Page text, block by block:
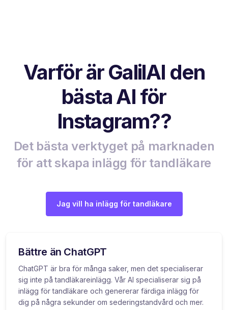
Varför är GalilAI den
bästa AI för
Instagram??
Det bästa verktyget på marknaden
för att skapa inlägg för tandläkare
Jag vill ha inlägg för tandläkare
Bättre än ChatGPT
ChatGPT är bra för många saker, men det specialiserar
sig inte på tandläkareinlägg. Vår AI specialiserar sig på
inlägg för tandläkare och genererar färdiga inlägg för
dig på några sekunder om sederingstandvård och mer.